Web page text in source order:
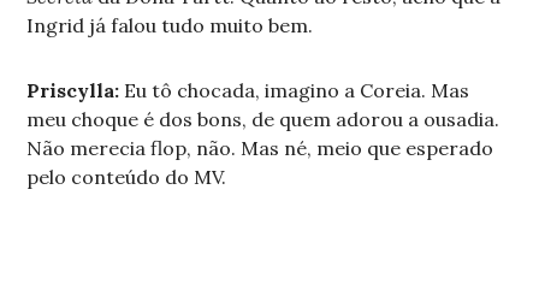
Ingrid já falou tudo muito bem.
Priscylla: Eu tô chocada, imagino a Coreia. Mas
meu choque é dos bons, de quem adorou a ousadia.
Não merecia flop, não. Mas né, meio que esperado
pelo conteúdo do MV.